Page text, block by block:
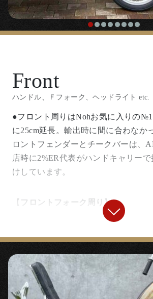
Front
ハンドル、Ｆフォーク、ヘッドライト etc.
●フロント周りはNohお気に入りの
に25cm延長。輸出時に間に合わなか
ロントフェンダーとチークバーは、
店時に2%ER代表がハンドキャリー
けしています。
【 フロントフォーク周り 】
◯フォークボトムは余分なステーを
ジング後バフ仕上げ。
『10cmロングフォークジョ
無し用）